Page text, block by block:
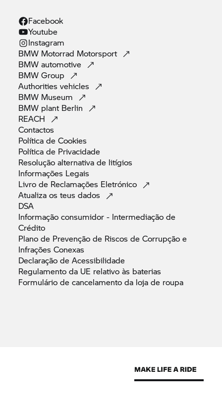
Facebook
Youtube
Instagram
BMW Motorrad Motorsport
BMWautomotive
BMWGroup
Authoritiesvehicles
BMW Museum
BMW plant Berlin
REACH
Contactos
Política deCookies
Política de Privacidade
Resolução alternativa de litígios
Informações Legais
Livro de Reclamações Eletrónico
Atualiza os teusdados
DSA
Informação consumidor - Intermediação de
Crédito
Plano de Prevenção de Riscos de Corrupção e
InfraçõesConexas
Declaração deAcessibilidade
Regulamento da UE relativo às baterias
Formulário de cancelamento da loja de roupa